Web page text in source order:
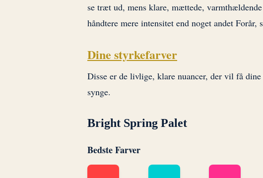
se træt ud, mens klare, mættede,
håndtere mere intensitet end noget andet
Dine styrkefarver
Disse er de livlige, klare nuancer, der vil få
synge.
Bright Spring Palet
Bedste Farver